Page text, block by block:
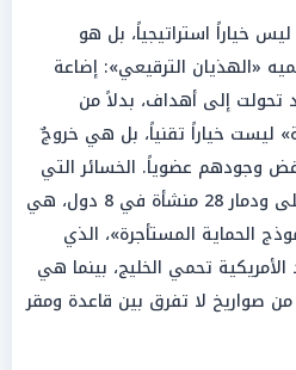
خياراً استراتيجياً، بل هو
«الهذيان الترقيعي»: إضاعة
تحولت إلى أهداف، بدلاً من
ليست خياراً تقنياً، بل هي خروجٌ
وجودهم عضوياً. الخسائر التي
تجاوزت 400 جريح وبعض القتلى ودمار 28 منشأة في 8 دول، هي
الحماية المستأجرة»، الذي
تحمي الخليج، بينما هي
صواريخ لا تفرق بين قاعدة ومقر